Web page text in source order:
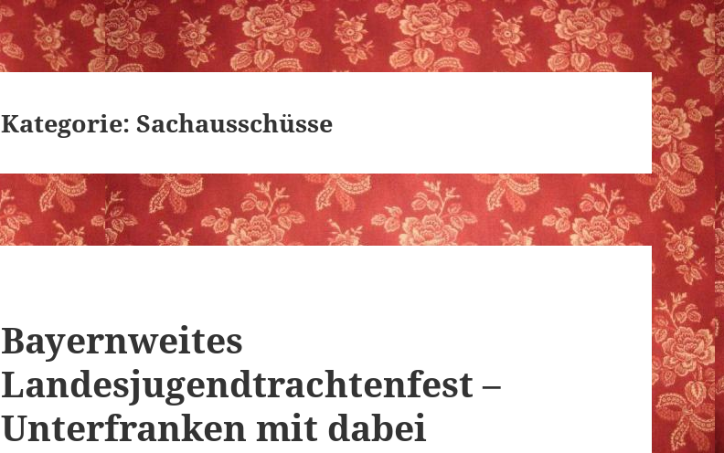
Kategorie:Sachausschüsse
Bayernweites
Landesjugendtrachtenfest –
Unterfranken mit dabei